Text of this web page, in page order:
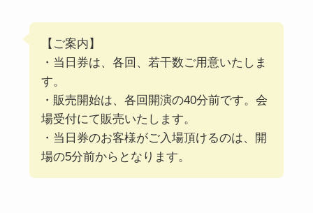
【ご案内】
・当日券は、各回、若干数ご用意いたしま
す。
・販売開始は、各回開演の40分前です。会
場受付にて販売いたします。
・当日券のお客様がご入場頂けるのは、開
場の5分前からとなります。